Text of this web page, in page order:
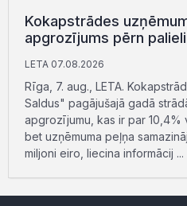
Kokapstrādes
apgrozījums pērn
LETA 07.08.2026
Rīga, 7. aug., LETA.
Saldus" pagājušajā gadā
apgrozījumu, kas ir par 10,4%
bet uzņēmuma peļņa
miljoni eiro, liecina informācij ...